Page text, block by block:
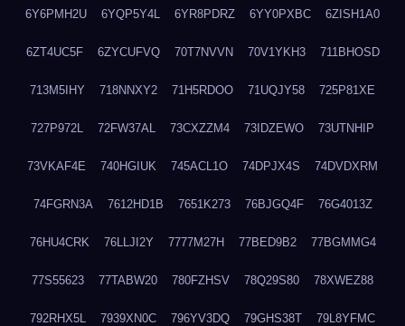
6Y6PMH2U 6YQP5Y4L 6YR8PDRZ 6YY0PXBC 6ZISH1A0
6ZT4UC5F 6ZYCUFVQ 70T7NVVN 70V1YKH3 711BHOSD
713M5IHY 718NNXY2 71H5RDOO 71UQJY58 725P81XE
727P972L 72FW37AL 73CXZZM4 73IDZEWO 73UTNHIP
73VKAF4E 740HGIUK 745ACL1O 74DPJX4S 74DVDXRM
74FGRN3A 7612HD1B 7651K273 76BJGQ4F 76G4013Z
76HU4CRK 76LLJI2Y 7777M27H 77BED9B2 77BGMMG4
77S55623 77TABW20 780FZHSV 78Q29S80 78XWEZ88
792RHX5L 7939XN0C 796YV3DQ 79GHS38T 79L8YFMC